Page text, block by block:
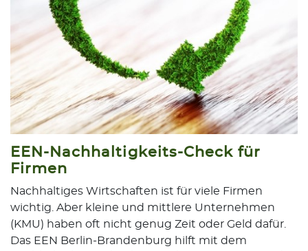
EEN-Nachhaltigkeits-Check für
Firmen
Nachhaltiges Wirtschaften ist für viele Firmen
wichtig. Aber kleine und mittlere Unternehmen
(KMU) haben oft nicht genug Zeit oder Geld dafür.
Das EEN Berlin-Brandenburg hilft mit dem